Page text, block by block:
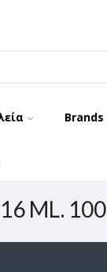
Brands
ML. 100